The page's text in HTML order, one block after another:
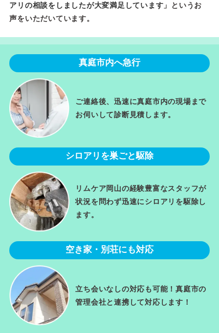
アリの相談をしましたが大変満足しています 」というお
声をいただいています。
真庭市内へ急行
ご連絡後、迅速に真庭市内の現場まで
お伺いして診断見積します。
シロアリを巣ごと駆除
リムケア岡山の経験豊富なスタッフが
状況を問わず迅速にシロアリを駆除し
ます。
空き家・別荘にも対応
立ち会いなしの対応も可能！真庭市の
管理会社と連携して対応します！